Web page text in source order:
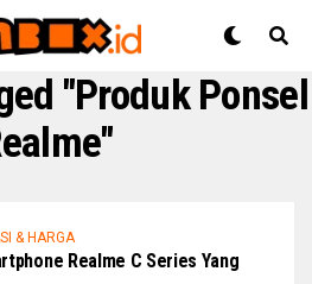
"Produk Ponsel
& HARGA
Realme C Series Yang